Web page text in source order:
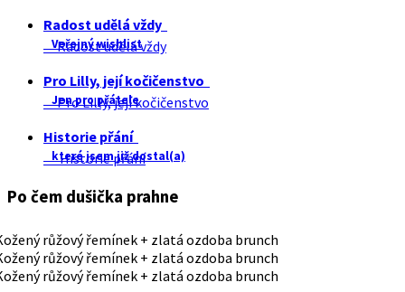
Radost udělá vždy
Veřejný wishlist
Radost udělá vždy
Pro Lilly, její kočičenstvo
Jen pro přátele
Pro Lilly, její kočičenstvo
Historie přání
které jsem již dostal(a)
Historie přání
Po čem dušička prahne